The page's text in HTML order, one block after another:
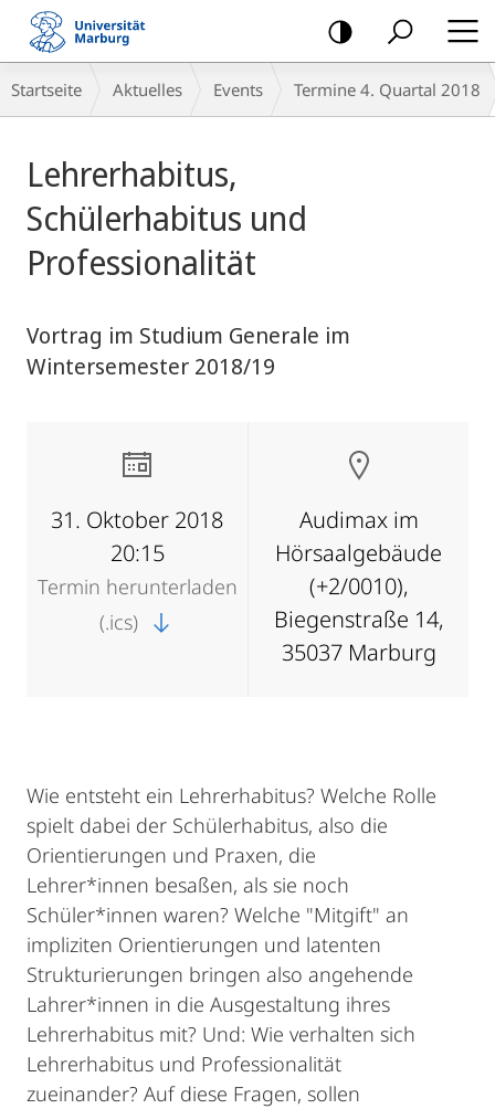
Mobile-
Navigation
Breadcrumb-
Navigation
Startseite Aktuelles Events Termine 4. Quartal 2018
Lehrerhabitus,
Schülerhabitus und
Professionalität
Vortrag im Studium Generale im
Wintersemester 2018/19
31. Oktober 2018
20:15
Termin herunterladen
(.ics)
Audimax im
Hörsaalgebäude
(+2/0010),
Biegenstraße 14,
35037 Marburg
Wie entsteht ein Lehrerhabitus? Welche Rolle
spielt dabei der Schülerhabitus, also die
Orientierungen und Praxen, die
Lehrer*innen besaßen, als sie noch
Schüler*innen waren? Welche "Mitgift" an
impliziten Orientierungen und latenten
Strukturierungen bringen also angehende
Lahrer*innen in die Ausgestaltung ihres
Lehrerhabitus mit? Und: Wie verhalten sich
Lehrerhabitus und Professionalität
zueinander? Auf diese Fragen, sollen